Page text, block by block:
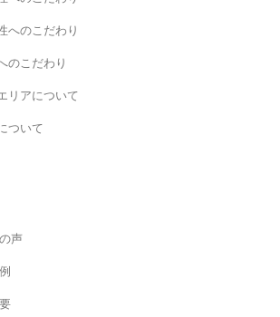
へのこだわり
のこだわり
リアについて
ついて
声